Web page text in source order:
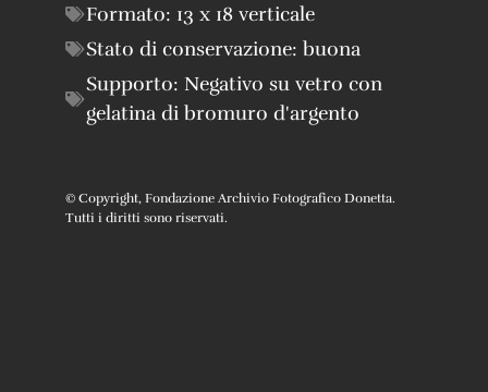
Formato: 13 x 18 verticale
Stato di conservazione: buona
Supporto: Negativo su vetro con
gelatina di bromuro d'argento
© Copyright, Fondazione Archivio Fotografico Donetta.
Tutti i diritti sono riservati.